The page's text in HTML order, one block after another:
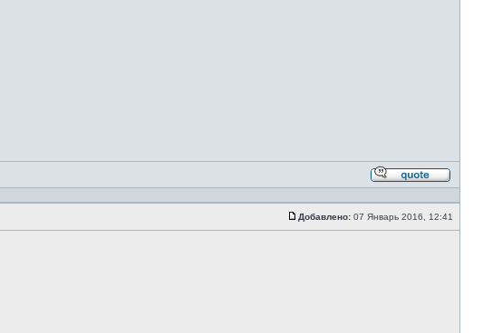
Сообщение
Добавлено: 07 Январь 2016, 12:41